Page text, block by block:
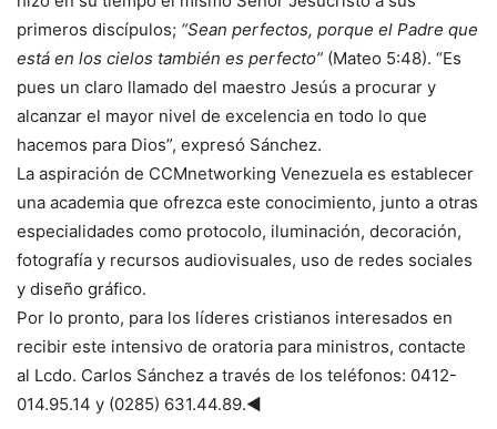
primeros discípulos; “Sean perfectos, porque el Padre que
está en los cielos también es perfecto” (Mateo 5:48). “Es
pues un claro llamado del maestro Jesús a procurar y
alcanzar el mayor nivel de excelencia en todo lo que
hacemos para Dios”, expresó Sánchez.
La aspiración de CCMnetworking Venezuela es establecer
una academia que ofrezca este conocimiento, junto a otras
especialidades como protocolo, iluminación, decoración,
fotografía y recursos audiovisuales, uso de redes sociales
y diseño gráfico.
Por lo pronto, para los líderes cristianos interesados en
recibir este intensivo de oratoria para ministros, contacte
al Lcdo. Carlos Sánchez a través de los teléfonos: 0412-
014.95.14 y (0285) 631.44.89.◄